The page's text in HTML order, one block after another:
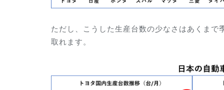
ただし、こうした生産台数の少なさはあくま
取れます。